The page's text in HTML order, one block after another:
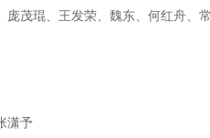
庞茂琨、王发荣、魏东、何红舟、
潇予